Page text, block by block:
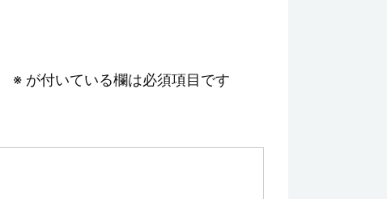
※ が付いている欄は必須項目です